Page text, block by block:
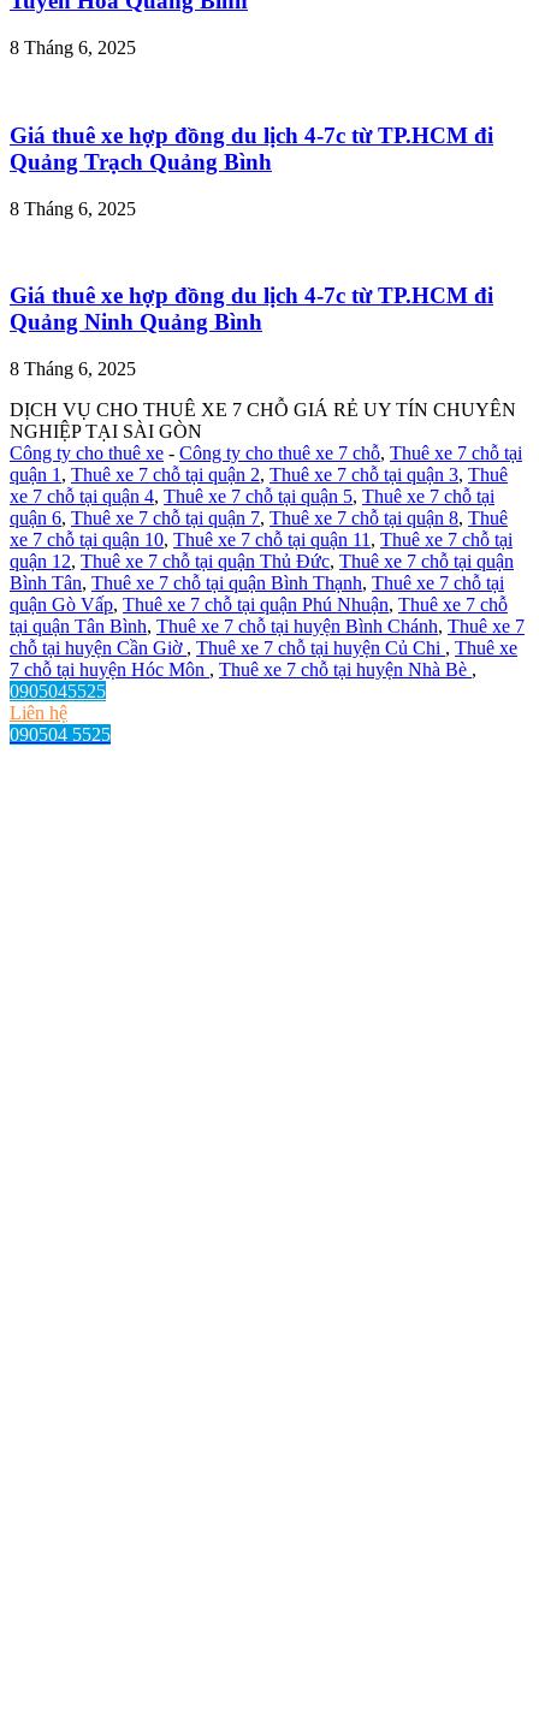
8 Tháng 6, 2025
Giá thuê xe hợp đồng du lịch 4-7c từ TP.HCM đi
Quảng Trạch Quảng Bình
8 Tháng 6, 2025
Giá thuê xe hợp đồng du lịch 4-7c từ TP.HCM đi
Quảng Ninh Quảng Bình
8 Tháng 6, 2025
DỊCH VỤ CHO THUÊ XE 7 CHỖ GIÁ RẺ UY TÍN CHUYÊN
NGHIỆP TẠI SÀI GÒN
Công ty cho thuê xe - Công ty cho thuê xe 7 chỗ, Thuê xe 7 chỗ tại
quận 1 , Thuê xe 7 chỗ tại quận 2, Thuê xe 7 chỗ tại quận 3, Thuê
xe 7 chỗ tại quận 4, Thuê xe 7 chỗ tại quận 5, Thuê xe 7 chỗ tại
quận 6, Thuê xe 7 chỗ tại quận 7, Thuê xe 7 chỗ tại quận 8, Thuê
xe 7 chỗ tại quận 10, Thuê xe 7 chỗ tại quận 11 , Thuê xe 7 chỗ tại
quận 12, Thuê xe 7 chỗ tại quận Thủ Đức, Thuê xe 7 chỗ tại quận
Bình Tân, Thuê xe 7 chỗ tại quận Bình Thạnh, Thuê xe 7 chỗ tại
quận Gò Vấp, Thuê xe 7 chỗ tại quận Phú Nhuận, Thuê xe 7 chỗ
tại quận Tân Bình, Thuê xe 7 chỗ tại huyện Bình Chánh, Thuê xe 7
chỗ tại huyện Cần Giờ , Thuê xe 7 chỗ tại huyện Củ Chi , Thuê xe
7 chỗ tại huyện Hóc Môn , Thuê xe 7 chỗ tại huyện Nhà Bè ,
0905045525
Liên hệ
090504 5525